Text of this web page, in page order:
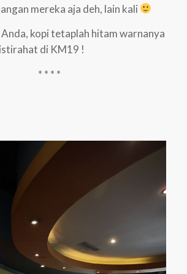
mereka aja deh, lain kali
kopi tetaplah hitam warnanya
di KM19 !
* * * *